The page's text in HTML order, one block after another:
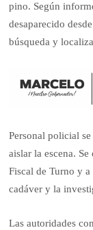
pino. Según
desaparecido
búsqueda y
Personal policial
aislar la escena.
Fiscal de Turno y
cadáver y la
Las autoridades